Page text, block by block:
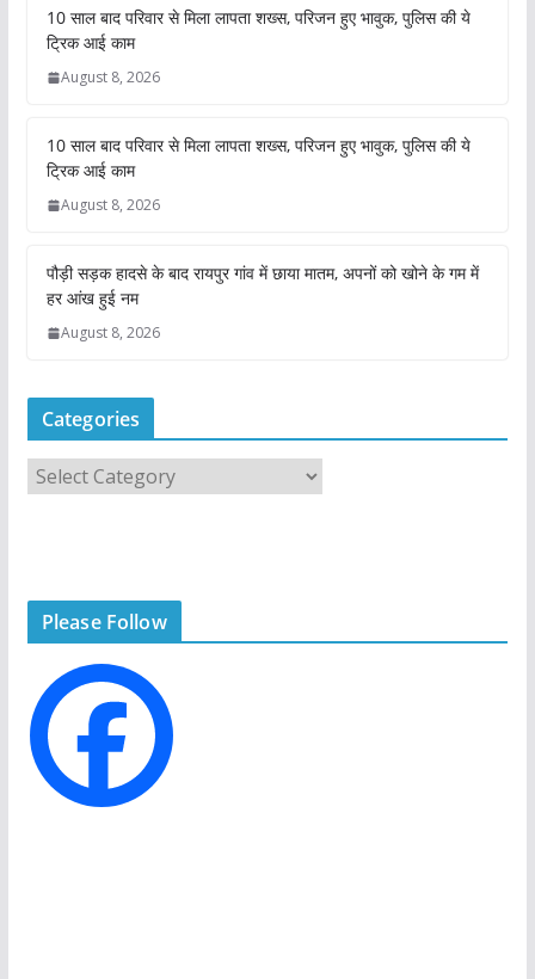
10 साल बाद परिवार से मिला लापता शख्स, परिजन हुए भावुक, पुलिस की ये
ट्रिक आई काम
August 8, 2026
10 साल बाद परिवार से मिला लापता शख्स, परिजन हुए भावुक, पुलिस की ये
ट्रिक आई काम
August 8, 2026
पौड़ी सड़क हादसे के बाद रायपुर गांव में छाया मातम, अपनों को खोने के गम में
हर आंख हुई नम
August 8, 2026
Categories
a
r
e
s
Please Follow